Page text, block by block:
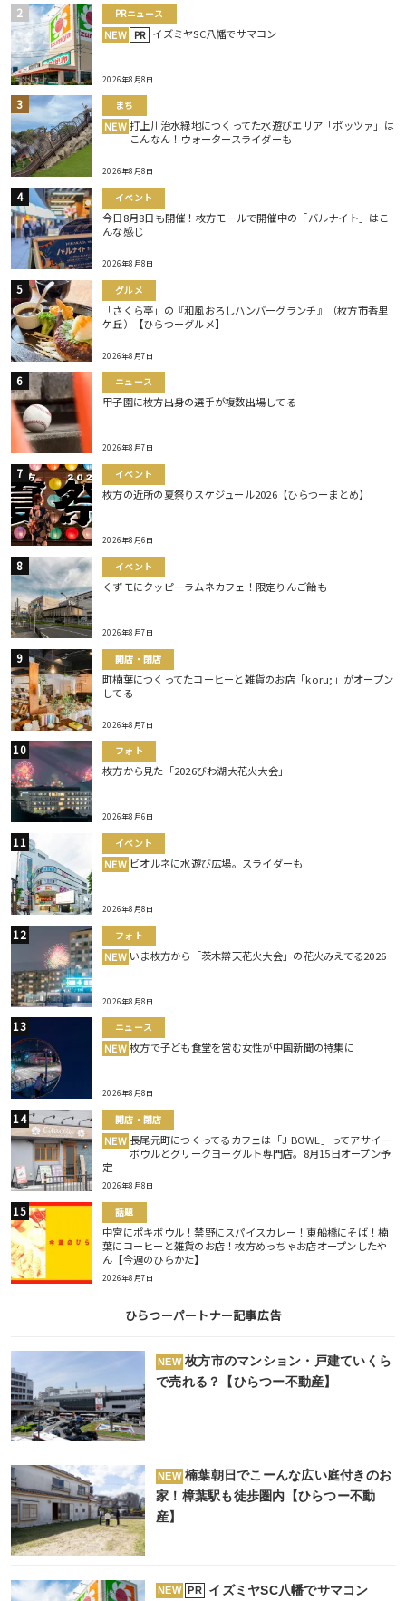
PRニュース
NEW PR イズミヤSC八幡でサマコン
2026年8月8日
まち
NEW 打上川治水緑地につくってた水遊びエリア「ポッツァ」は
こんなん！ウォータースライダーも
2026年8月8日
イベント
今日8月8日も開催！枚方モールで開催中の「バルナイト」はこ
んな感じ
2026年8月8日
グルメ
「さくら亭」の『和風おろしハンバーグランチ』（枚方市香里
ケ丘）【ひらつーグルメ】
2026年8月7日
ニュース
甲子園に枚方出身の選手が複数出場してる
2026年8月7日
イベント
枚方の近所の夏祭りスケジュール2026【ひらつーまとめ】
2026年8月6日
イベント
くずモにクッピーラムネカフェ！限定りんご飴も
2026年8月7日
開店・閉店
町楠葉につくってたコーヒーと雑貨のお店「koru;」がオープン
してる
2026年8月7日
フォト
枚方から見た「2026びわ湖大花火大会」
2026年8月6日
イベント
NEW ビオルネに水遊び広場。スライダーも
2026年8月8日
フォト
NEW いま枚方から「茨木辯天花火大会」の花火みえてる2026
2026年8月8日
ニュース
NEW 枚方で子ども食堂を営む女性が中国新聞の特集に
2026年8月8日
開店・閉店
NEW 長尾元町につくってるカフェは「J BOWL」ってアサイー
ボウルとグリークヨーグルト専門店。8月15日オープン予
定
2026年8月8日
話題
中宮にポキボウル！禁野にスパイスカレー！東船橋にそば！楠
葉にコーヒーと雑貨のお店！枚方めっちゃお店オープンしたや
ん【今週のひらかた】
2026年8月7日
ひらつーパートナー記事広告
NEW 枚方市のマンション・戸建ていくら
で売れる？【ひらつー不動産】
NEW 楠葉朝日でこーんな広い庭付きのお
家！樟葉駅も徒歩圏内【ひらつー不動
産】
NEW PR イズミヤSC八幡でサマコン